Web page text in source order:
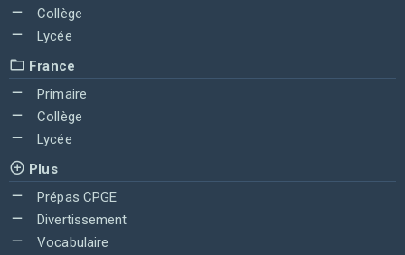
Collège
Lycée
France
Primaire
Collège
Lycée
Plus
Prépas CPGE
Divertissement
Vocabulaire